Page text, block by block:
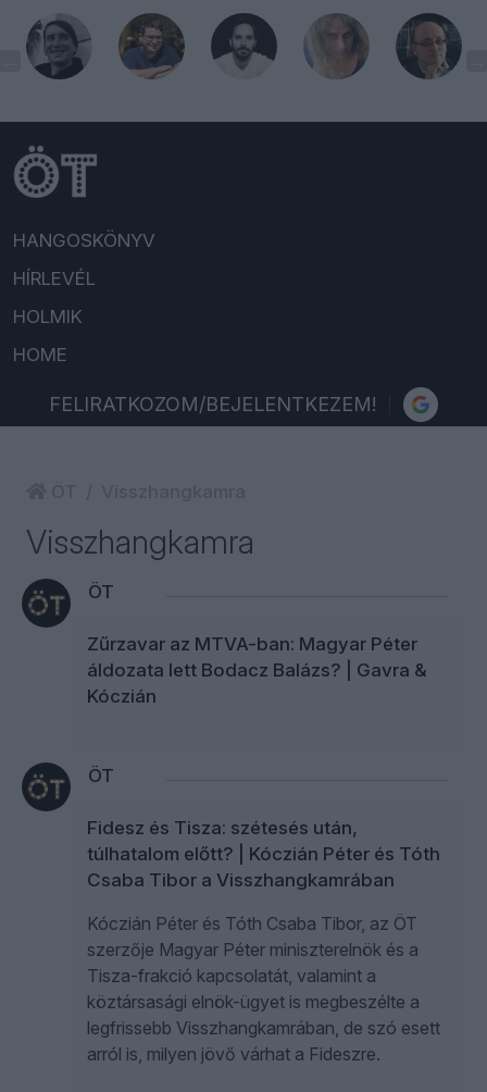
HANGOSKÖNYV
HÍRLEVÉL
HOLMIK
HOME
FELIRATKOZOM/BEJELENTKEZEM!
Visszhangkamra
ÖT
Zűrzavar az MTVA-ban: Magyar Péter
áldozata lett Bodacz Balázs? | Gavra &
Kóczián
ÖT
Fidesz és Tisza: szétesés után,
túlhatalom előtt? | Kóczián Péter és Tóth
Csaba Tibor a Visszhangkamrában
Kóczián Péter és Tóth Csaba Tibor, az ÖT
szerzője Magyar Péter miniszterelnök és a
Tisza-frakció kapcsolatát, valamint a
köztársasági elnök-ügyet is megbeszélte a
legfrissebb Visszhangkamrában, de szó esett
arról is, milyen jövő várhat a Fideszre.